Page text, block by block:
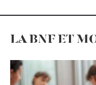
LA BNF ET